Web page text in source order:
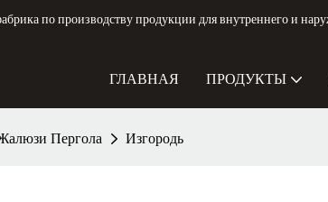
по производству продукции для внутреннего и
ГЛАВНАЯ ПРОДУКТЫ
Пергола Изгородь